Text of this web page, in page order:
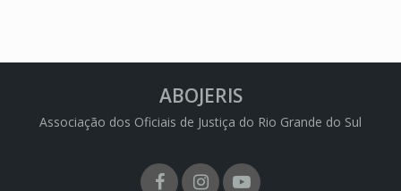
ABOJERIS
Associação dos Oficiais de Justiça do Rio Grande do Sul